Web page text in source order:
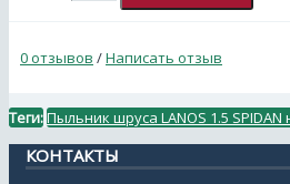
0 отзывов /Написать отзыв
Теги:Пыльник шруса LANOS 1.5
КОНТАКТЫ